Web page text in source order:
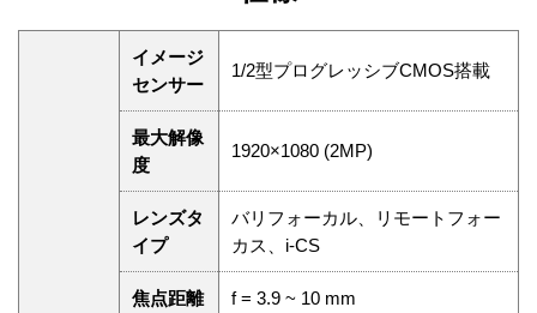
イメージ
センサー
1/2型プログレッシブCMOS搭載
最大解像
度
1920×1080 (2MP)
レンズタ
イプ
バリフォーカル、リモートフォー
カス、i-CS
焦点距離 f = 3.9 ~ 10 mm